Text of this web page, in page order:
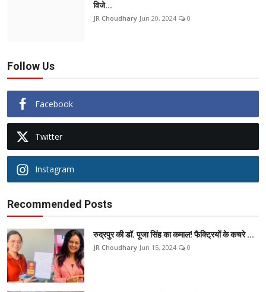
विजे...
JR Choudhary Jun 20, 2024 0
Follow Us
Facebook
Twitter
Instagram
Recommended Posts
रुद्रपुर की डॉ. पूजा सिंह का कमाल! फैक्ट्रियों के कचरे ...
JR Choudhary Jun 15, 2024 0